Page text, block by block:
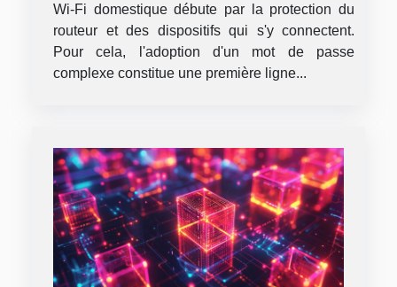
Wi-Fi domestique débute par la protection du
routeur et des dispositifs qui s'y connectent.
Pour cela, l'adoption d'un mot de passe
complexe constitue une première ligne...